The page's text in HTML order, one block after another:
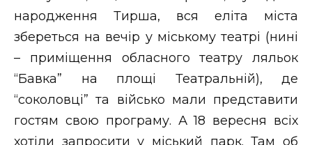
народження Тирша, вся еліта міста
збереться на вечір у міському театрі (нині
– приміщення обласного театру ляльок
“Бавка” на площі Театральній), де
“соколовці” та військо мали представити
гостям свою програму. А 18 вересня всіх
хотіли запросити у міський парк. Там об